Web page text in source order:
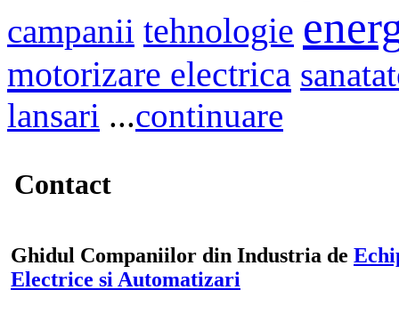
campanii tehnologie
motorizare electrica
lansari ...continuare
Contact
Ghidul Companiilor din Industria de
Electrice si Automatizari